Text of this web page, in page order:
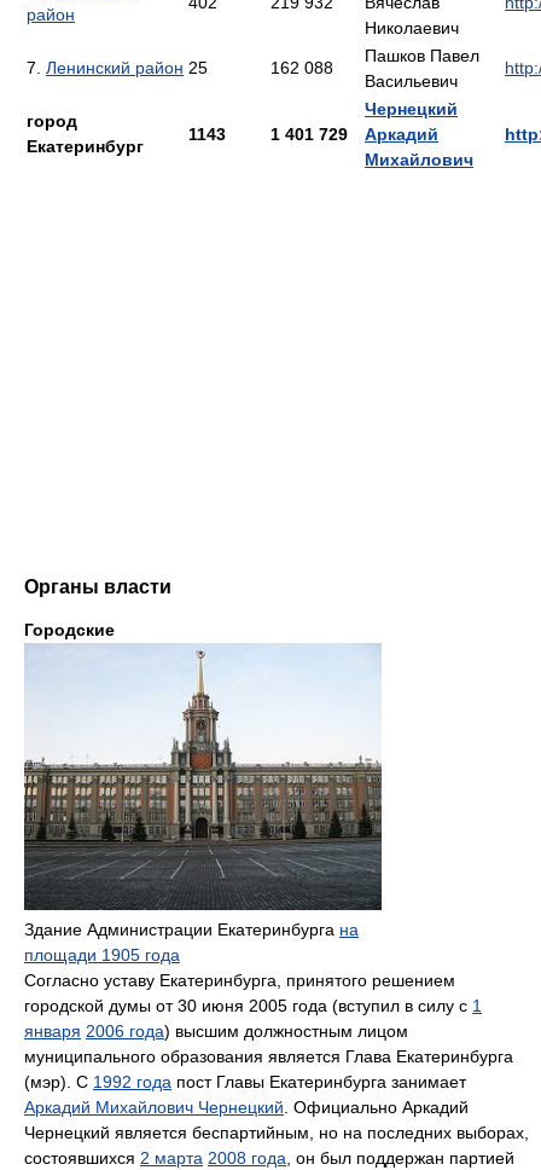
район
Николаевич
7. Ленинский район 25 162 088
Пашков Павел
Васильевич
город
Екатеринбург
1143 1 401 729
Чернецкий
Аркадий
Михайлович
Органы власти
Городские
Здание Администрации Екатеринбурга на
площади 1905 года
Согласно уставу Екатеринбурга, принятого решением
городской думы от 30 июня 2005 года (вступил в силу с 1
января 2006 года) высшим должностным лицом
муниципального образования является Глава Екатеринбурга
(мэр). С 1992 года пост Главы Екатеринбурга занимает
Аркадий Михайлович Чернецкий. Официально Аркадий
Чернецкий является беспартийным, но на последних выборах,
состоявшихся 2 марта 2008 года, он был поддержан партией